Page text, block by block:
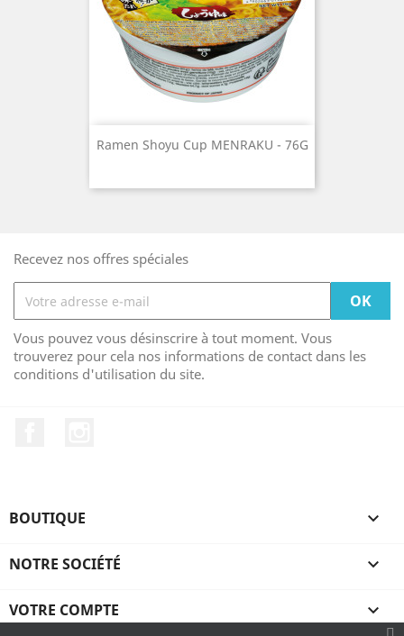
Ramen Shoyu Cup MENRAKU - 76G
Recevez nos offres spéciales
Vous pouvez vous désinscrire à tout moment. Vous
trouverez pour cela nos informations de contact dans les
conditions d'utilisation du site.
BOUTIQUE 
NOTRE SOCIÉTÉ 
VOTRE COMPTE 